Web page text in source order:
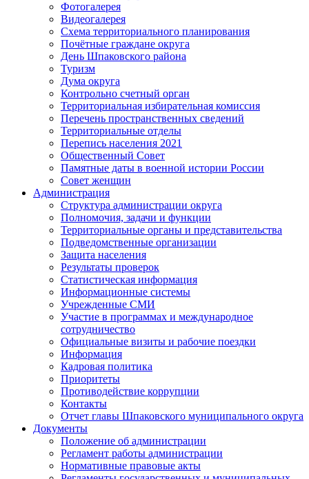
Фотогалерея
Видеогалерея
Схема территориального планирования
Почётные граждане округа
День Шпаковского района
Туризм
Дума округа
Контрольно счетный орган
Территориальная избирательная комиссия
Перечень пространственных сведений
Территориальные отделы
Перепись населения 2021
Общественный Совет
Памятные даты в военной истории России
Совет женщин
Администрация
Структура администрации округа
Полномочия, задачи и функции
Территориальные органы и представительства
Подведомственные организации
Защита населения
Результаты проверок
Статистическая информация
Информационные системы
Учрежденные СМИ
Участие в программах и международное
сотрудничество
Официальные визиты и рабочие поездки
Информация
Кадровая политика
Приоритеты
Противодействие коррупции
Контакты
Отчет главы Шпаковского муниципального округа
Документы
Положение об администрации
Регламент работы администрации
Нормативные правовые акты